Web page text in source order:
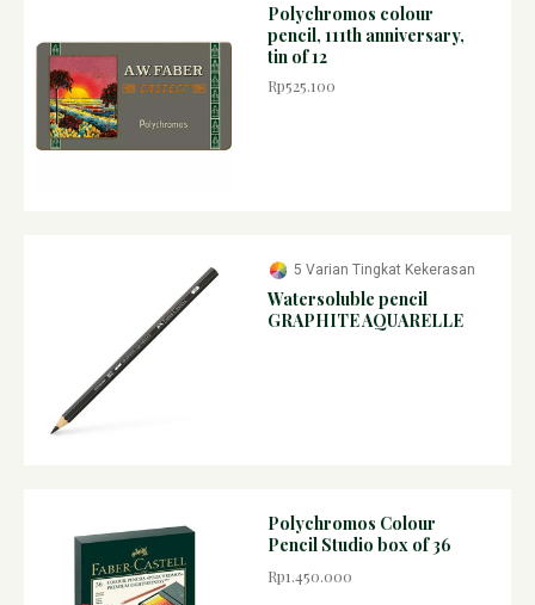
Polychromos colour
pencil, 111th anniversary,
tin of 12
Rp525.100
5 Varian Tingkat Kekerasan
Watersoluble pencil
GRAPHITE AQUARELLE
Polychromos Colour
Pencil Studio box of 36
Rp1.450.000